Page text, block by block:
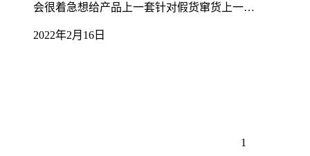
会很着急想给产品上一套针对假货窜货上一…
2022年2月16日
1